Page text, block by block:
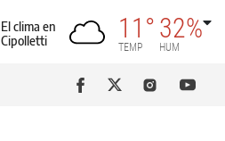
El clima en
Cipolletti
11°
TEMP
32%
HUM